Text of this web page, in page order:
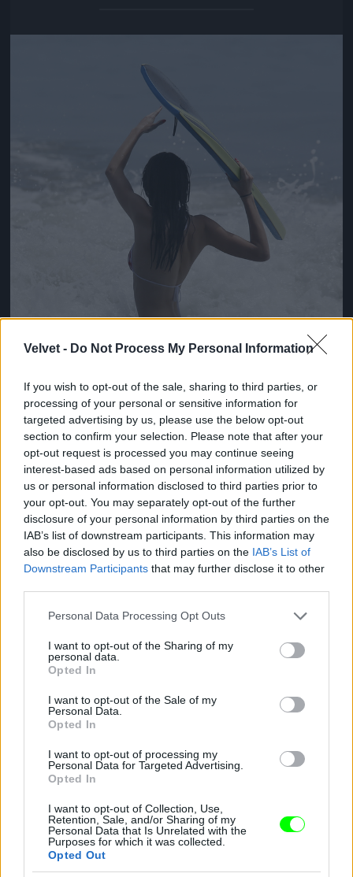
Velvet - Do Not Process My Personal Information
If you wish to opt-out of the sale, sharing to third parties, or
processing of your personal or sensitive information for
targeted advertising by us, please use the below opt-out
section to confirm your selection. Please note that after your
opt-out request is processed you may continue seeing
interest-based ads based on personal information utilized by
us or personal information disclosed to third parties prior to
your opt-out. You may separately opt-out of the further
disclosure of your personal information by third parties on the
IAB’s list of downstream participants. This information may
also be disclosed by us to third parties on the IAB’s List of
Downstream Participants that may further disclose it to other
Please note that this website/app uses one or more Google
not limited to your visit or usage behaviour. You may click to
grant or deny consent to Google and its third-party tags to
use your data for below specified purposes in below Google
consent section.
Personal Data Processing Opt Outs
I want to opt-out of the Sharing of my
personal data.
Opted In
I want to opt-out of the Sale of my
Personal Data.
Opted In
I want to opt-out of processing my
Personal Data for Targeted Advertising.
Opted In
I want to opt-out of Collection, Use,
Retention, Sale, and/or Sharing of my
Personal Data that Is Unrelated with the
Purposes for which it was collected.
Opted Out
Kendall Jenner a Kardashian-klánból
Fotó: Xposurephotos.com / Northfoto #10
Jön még kép!